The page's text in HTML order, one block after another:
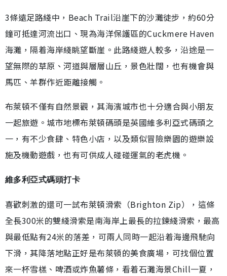
3條遠足路綫中，Beach Trail沿崖下的沙灘徒步，約60分
鐘可抵達河流出口、現為海洋保護區的Cuckmere Haven
海灘，隔着海岸綫眺望斷崖。此路綫遊人較多，沿途是一
望無際的草原、河道與層層山丘，景色壯闊，也有機會與
馬匹、羊群作近距離接觸。
布萊頓不僅有自然景觀，其海濱城市也十分適合與小朋友
一起旅遊。城市地標布萊頓碼頭是英國維多利亞式碼頭之
一，有不少食肆、特色小店，以及類似冒險樂園的遊樂設
施及機動遊戲，也有可供成人碰碰運氣的老虎機。
維多利亞式碼頭打卡
喜歡刺激的還可一試布萊頓滑索（Brighton Zip），這條
全長300米的雙綫滑索是南海岸上最長的拉鍊綫滑索，最高
與最低點有24米的落差，可兩人同時一起沿着海邊飛馳向
下滑，其降落地點正好是布萊頓的美食廣場，可找個位置
來一杯雪榚、啤酒或炸魚薯條，看着石灘海景Chill一夏，